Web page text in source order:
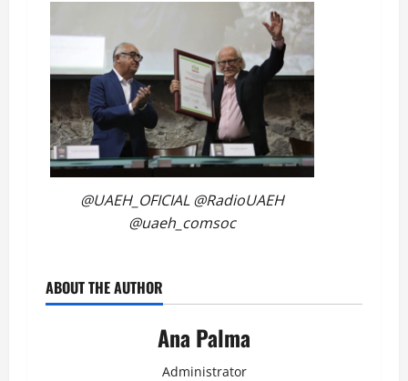
@UAEH_OFICIAL @RadioUAEH
@uaeh_comsoc
ABOUT THE AUTHOR
Ana Palma
Administrator